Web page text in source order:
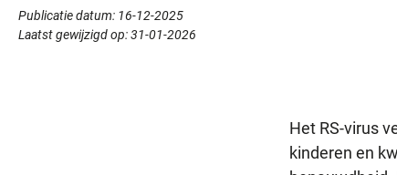
Publicatie datum: 16-12-2025
Laatst gewijzigd op:31-01-2026
Het RS-virus
kinderen en